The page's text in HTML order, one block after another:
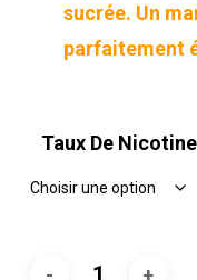
sucrée. Un
parfaitement
Taux De Nicotine